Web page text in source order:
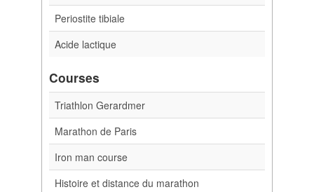
Periostite tibiale
Acide lactique
Courses
Triathlon Gerardmer
Marathon de Paris
Iron man course
Histoire et distance du marathon